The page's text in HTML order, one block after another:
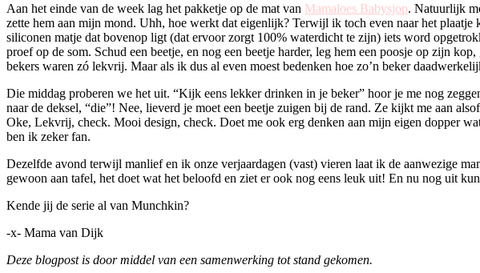
Aan het einde van de week lag het pakketje op de mat van Mamaloes Babysjop. Natuurlijk
zette hem aan mijn mond. Uhh, hoe werkt dat eigenlijk? Terwijl ik toch even naar het
siliconen matje dat bovenop ligt (dat ervoor zorgt 100% waterdicht te zijn) iets word
proef op de som. Schud een beetje, en nog een beetje harder, leg hem een poosje op zijn
bekers waren zó lekvrij. Maar als ik dus al even moest bedenken hoe zo’n beker
Die middag proberen we het uit. “Kijk eens lekker drinken in je beker” hoor je me nog
naar de deksel, “die”! Nee, lieverd je moet een beetje zuigen bij de rand. Ze kijkt me aan
Oke, Lekvrij, check. Mooi design, check. Doet me ook erg denken aan mijn eigen dopper
ben ik zeker fan.
Dezelfde avond terwijl manlief en ik onze verjaardagen (vast) vieren laat ik de aanwezige
gewoon aan tafel, het doet wat het beloofd en ziet er ook nog eens leuk uit! En nu nog uit
Kende jij de serie al van Munchkin?
-x- Mama van Dijk
Deze blogpost is door middel van een samenwerking tot stand gekomen.